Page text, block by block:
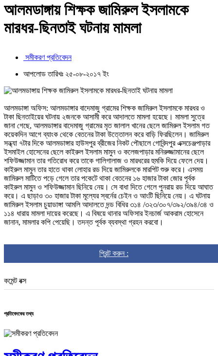
আলমডাঙ্গায় শিক্ষক জামিরুল ইসলামকে
মারধর-ছিনতাই ঘটনায় মামলা
সমীকরণ প্রতিবেদন
আপলোড তারিখঃ ২৫-০৮-২০১৭ ইং
আলমডাঙ্গা অফিস: আলমডাঙ্গার বাদেমাজু গ্রামের শিক্ষক জামিরুল ইসলামকে মারধর ও
টাকা ছিনতাইয়ের ঘটনায় ২জনকে আসামী করে আদালতে মামলা হয়েছে। মামলা সুত্রে
জানা গেছে, আলমডাঙ্গার বাদেমাজু গ্রামের মৃত জালাল খানের ছেলে জামিরুল ইসলাম গত
কয়েকদিন আগে ব্যাংক থেকে বেতনের টাকা উত্তোলন করে বাড়ি ফিরছিলেন। জামিরুল
সন্ধ্যা ৭টার দিকে আলমডাঙ্গার হাউসপুর ব্রীজের নিকট পৌছালে গোবিন্দপুর এক্সচেঞ্জপাড়ার
ইসমাইল হোসেনের ছেলে কাইরুল ইসলাম মামুন ও কলেজপাড়ার মনিরুজ্জামানের ছেলে
শফিউজ্জামান তার গতিরোধ করে তাকে গালিগালাজ ও মারধরের হুমকি দিয়ে ফেলে দেয়।
কাইরুল মামুন তার হাতে থাকা লোহার রড দিয়ে জামিরুলকে মারপিট শুরু করে। এসময়
জামিরুল মাটিতে পড়ে গেলে তার পকেটে থাকা বেতনের ১৬ হাজার টাকা জোর পূর্বক
কাইরুল মামুন ও শফিউজ্জামান ছিনিয়ে নেয়। সে বাধা দিতে গেলে পুনরায় রড দিয়ে আঘাত
করে। এ ছাড়াও ৩০ হাজার টাকা মূল্যের স্বর্নের চেইন ও আংটি ছিনিয়ে নেয়। এ ঘটনায়
জামিরুল ইসলাম চুয়াডাঙ্গা আমলি আদালতে দন্ড বিধির ৩১৪ /৩২৩/৩০৭/৩৯২/৩৯৪/৩৪ ও
১১৪ ধারায় মামলা দায়ের করেছে। এ বিষয়ে থানার অফিসার ইনচার্জ আকরাম হোসেনে
জানান, মামলার কপি পেয়েছি। তদন্ত পূর্বক ব্যবস্থা গ্রহন করবো।
প্রিন্ট করুন :
কমেন্ট বক্স
প্রতিবেদকের তথ্য